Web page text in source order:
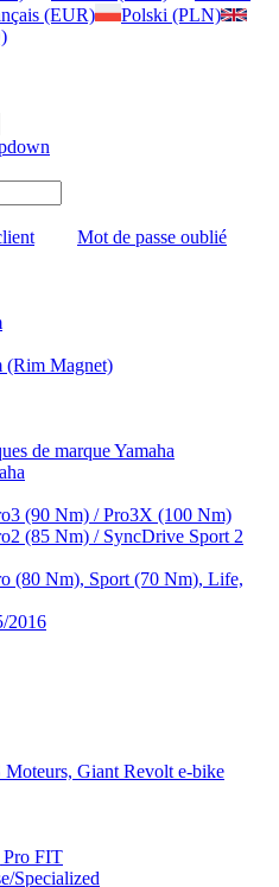
(EUR)
Polski (PLN)
Mot de passe oublié
(Rim Magnet)
de marque Yamaha
(90 Nm) / Pro3X (100 Nm)
(85 Nm) / SyncDrive Sport 2
(80 Nm), Sport (70 Nm), Life,
2016
Moteurs, Giant Revolt e-bike
Pro FIT
Specialized